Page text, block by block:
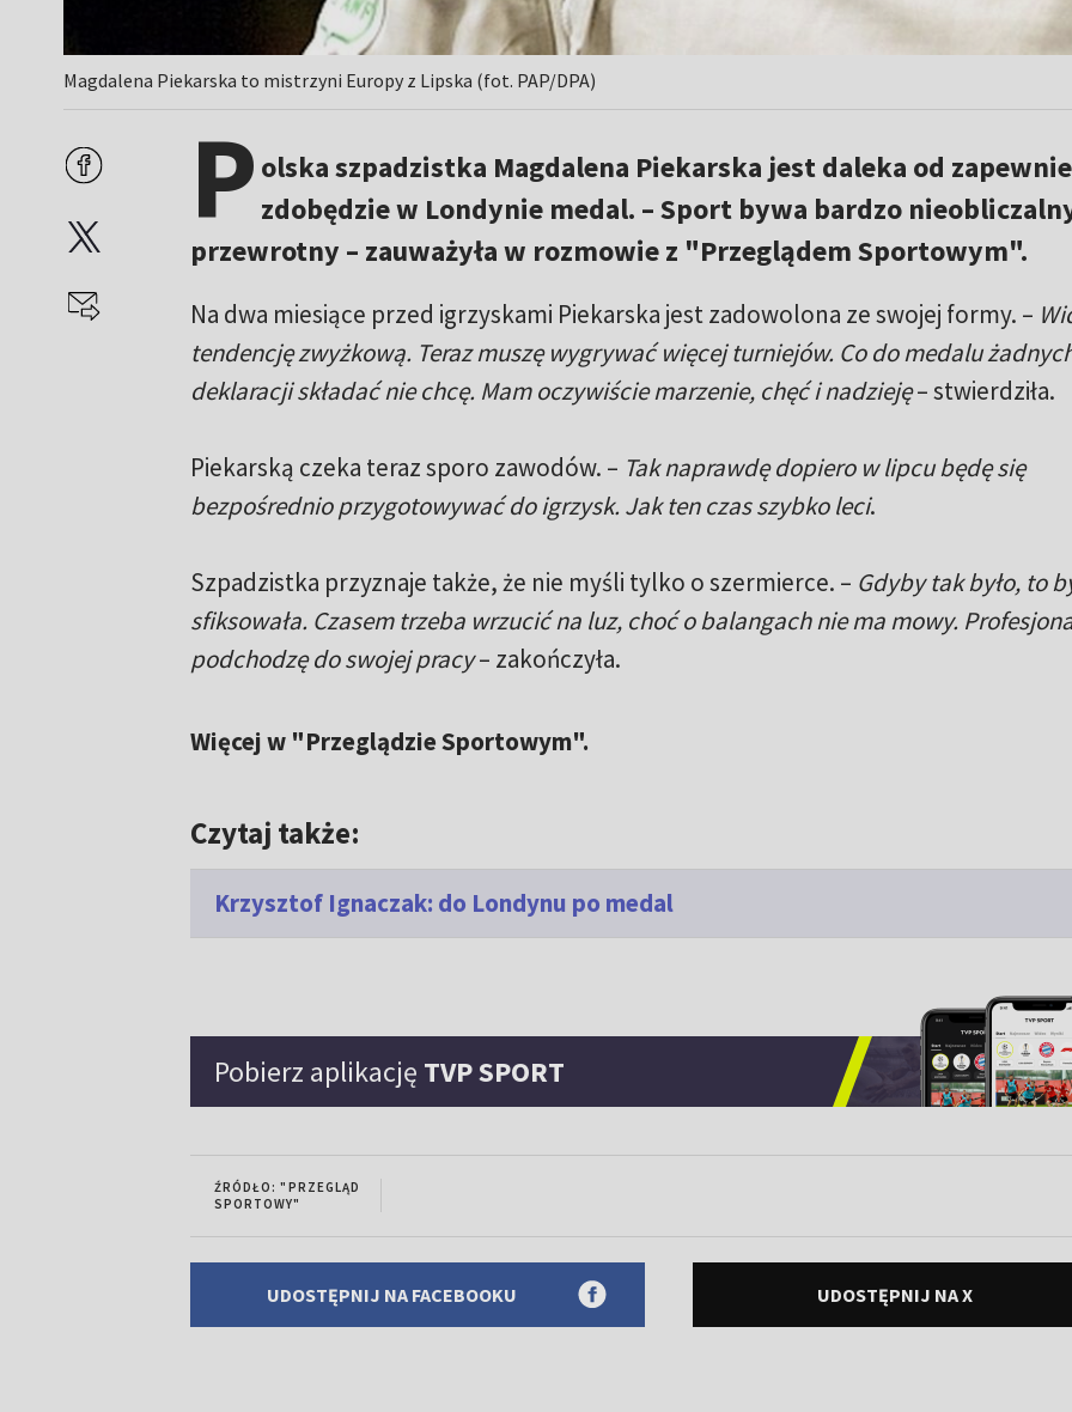
Magdalena Piekarska to mistrzyni Europy z Lipska (fot. PAP/DPA)
P olska szpadzistka Magdalena Piekarska jest daleka od
zdobędzie w Londynie medal. – Sport bywa bardzo
przewrotny – zauważyła w rozmowie z "Przeglądem Sportowym".
Na dwa miesiące przed igrzyskami Piekarska jest zadowolona ze swojej formy. –
tendencję zwyżkową. Teraz muszę wygrywać więcej turniejów. Co do medalu
deklaracji składać nie chcę. Mam oczywiście marzenie, chęć i nadzieję– stwierdziła.
Piekarską czeka teraz sporo zawodów. – Tak naprawdę dopiero w lipcu będę się
bezpośrednio przygotowywać do igrzysk. Jak ten czas szybko leci.
Szpadzistka przyznaje także, że nie myśli tylko o szermierce. – Gdyby tak było, to
sfiksowała. Czasem trzeba wrzucić na luz, choć o balangach nie ma mowy.
podchodzę do swojej pracy– zakończyła.
Więcej w "Przeglądzie Sportowym".
Czytaj także:
Krzysztof Ignaczak: do Londynu po medal
Pobierz aplikację TVP SPORT
ŹRÓDŁO: "PRZEGLĄD
SPORTOWY"
UDOSTĘPNIJ NA FACEBOOKU UDOSTĘPNIJ NA X